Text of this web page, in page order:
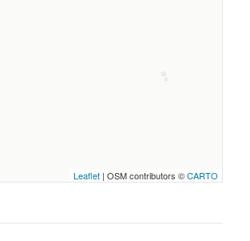
Leaflet | OSM contributors ©CARTO